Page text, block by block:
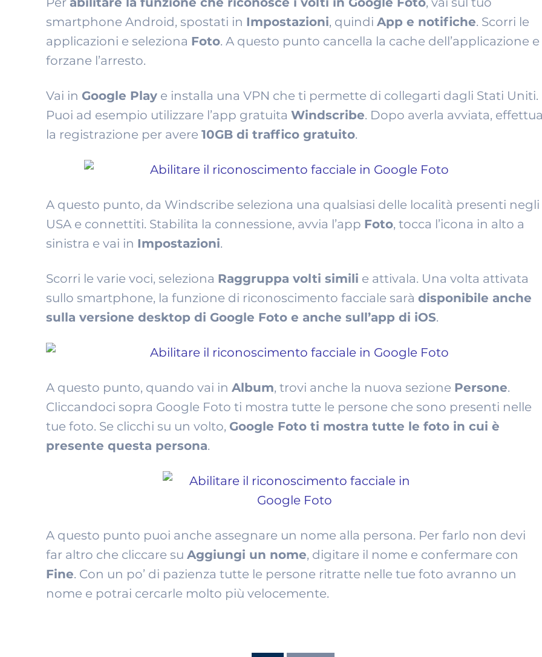
smartphone Android, spostati in Impostazioni, quindi App e notifiche. Scorri le
applicazioni e seleziona Foto. A questo punto cancella la cache dell’applicazione e
forzane l’arresto.
Vai in Google Play e installa una VPN che ti permette di collegarti dagli Stati Uniti.
Puoi ad esempio utilizzare l’app gratuita Windscribe. Dopo averla avviata,
la registrazione per avere 10GB di traffico gratuito.
A questo punto, da Windscribe seleziona una qualsiasi delle località presenti negli
USA e connettiti. Stabilita la connessione, avvia l’app Foto, tocca l’icona in alto a
sinistra e vai in Impostazioni.
Scorri le varie voci, seleziona Raggruppa volti simili e attivala. Una volta attivata
sullo smartphone, la funzione di riconoscimento facciale sarà disponibile anche
sulla versione desktop di Google Foto e anche sull’app di iOS.
A questo punto, quando vai in Album, trovi anche la nuova sezione Persone.
Cliccandoci sopra Google Foto ti mostra tutte le persone che sono presenti nelle
tue foto. Se clicchi su un volto, Google Foto ti mostra tutte le foto in cui è
presente questa persona.
A questo punto puoi anche assegnare un nome alla persona. Per farlo non devi
far altro che cliccare su Aggiungi un nome, digitare il nome e confermare con
Fine. Con un po’ di pazienza tutte le persone ritratte nelle tue foto avranno un
nome e potrai cercarle molto più velocemente.